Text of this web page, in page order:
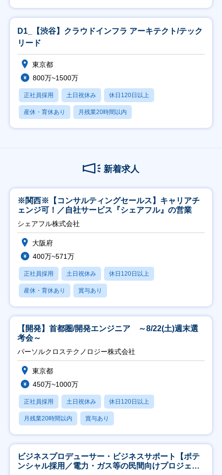
D1_【渋谷】クラウドインフラ アーキテクト/テック
リード
東京都
800万~1500万
正社員採用 土日祝休み 休日120日以上
産休・育休あり 月残業20時間以内
新着求人
※関西※【コンサルティングセールス】キャリアチ
ェンジ可！／自社サービス『シェアフル』の営業
シェアフル株式会社
大阪府
400万~571万
正社員採用 土日祝休み 休日120日以上
産休・育休あり 賞与あり
【開発】首都圏/開発エンジニア ～8/22(土)週末選
考会～
パーソルクロステクノロジー株式会社
東京都
450万~1000万
正社員採用 土日祝休み 休日120日以上
月残業20時間以内 賞与あり
ビジネスプロデューサー・ビジネスサポート【ポテ
ンシャル採用／電力・ガス等の民間向けプロジェク